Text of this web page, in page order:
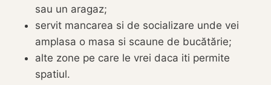
sau un aragaz;
servit mancarea si de socializare unde vei
amplasa o masa si scaune de bucătărie;
alte zone pe care le vrei daca iti permite
spatiul.